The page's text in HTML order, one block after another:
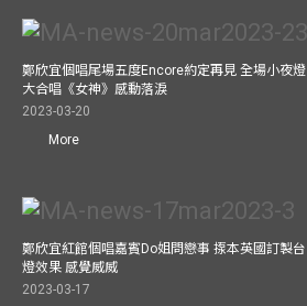
鄭欣宜個唱尾場五度Encore約定再見 全場小夜燈
大合唱《女神》感動落淚
2023-03-20
More
鄭欣宜紅館個唱嘉賓Do姐問戀事 揼本英國訂製台
燈效果 感覺威威
2023-03-17